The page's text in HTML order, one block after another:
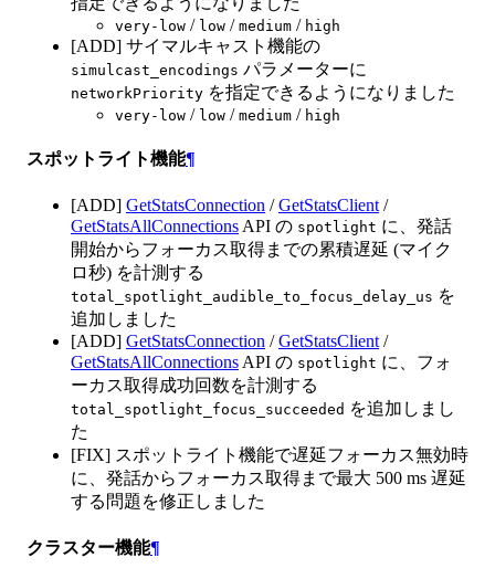
very-low / low / medium / high
[ADD] サイマルキャスト機能の
simulcast_encodings パラメーターに
networkPriority を指定できるようになりました
very-low / low / medium / high
スポットライト機能¶
[ADD] GetStatsConnection /GetStatsClient /
GetStatsAllConnections API の spotlight に、発話
開始からフォーカス取得までの累積遅延 (マイク
ロ秒) を計測する
total_spotlight_audible_to_focus_delay_us を
追加しました
[ADD] GetStatsConnection /GetStatsClient /
GetStatsAllConnections API の spotlight に、フォ
ーカス取得成功回数を計測する
total_spotlight_focus_succeeded を追加しまし
た
[FIX] スポットライト機能で遅延フォーカス無効時
に、発話からフォーカス取得まで最大 500 ms 遅延
する問題を修正しました
クラスター機能¶